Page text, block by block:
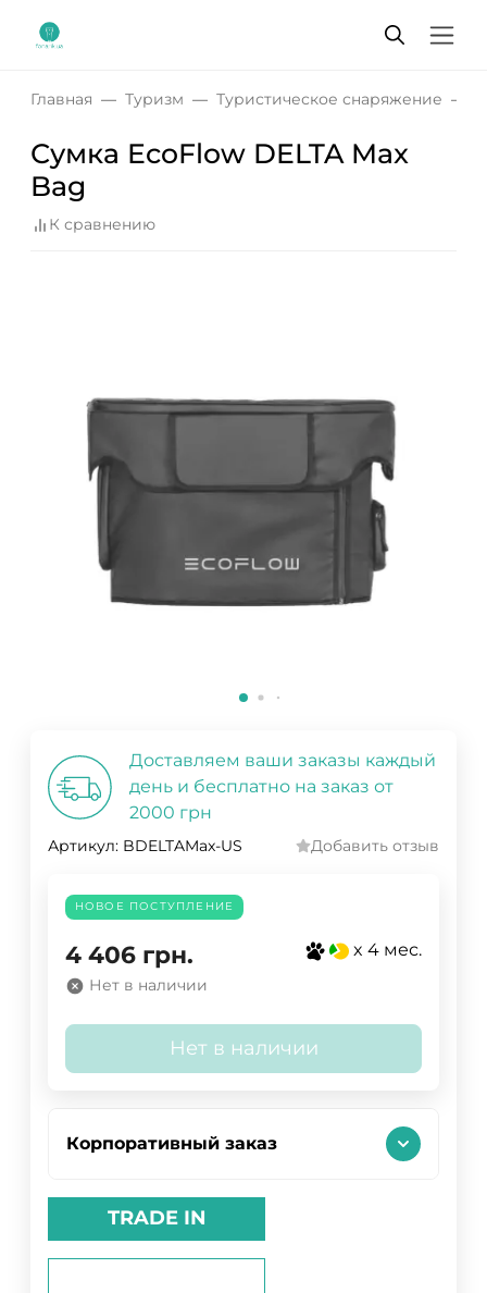
Главная Туризм Туристическое снаряжение
Сумка EcoFlow DELTA Max
Bag
К сравнению
Доставляем ваши заказы каждый
день и бесплатно на заказ от
2000 грн
Артикул: BDELTAMax-US Добавить отзыв
НОВОЕ ПОСТУПЛЕНИЕ
4 406 грн. x 4 мес.
Нет в наличии
Нет в наличии
Корпоративный заказ
TRADE IN